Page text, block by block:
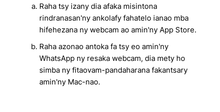
Raha tsy izany dia afaka misintona
rindranasan'ny ankolafy fahatelo ianao mba
hifehezana ny webcam ao amin'ny App Store.
Raha azonao antoka fa tsy eo amin'ny
WhatsApp ny resaka webcam, dia mety ho
simba ny fitaovam-pandaharana fakantsary
amin'ny Mac-nao.